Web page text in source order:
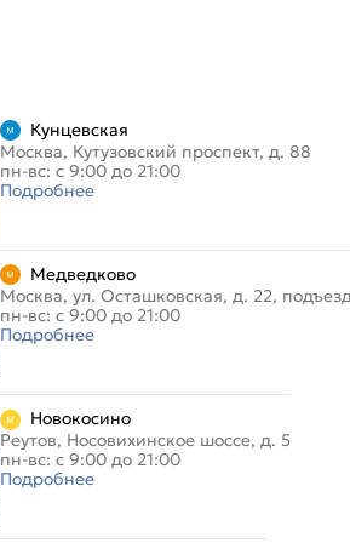
Кунцевская
Москва, Кутузовский проспект, д. 88
пн-вс: с 9:00 до 21:00
Подробнее
Медведково
Москва, ул. Осташковская, д. 22,
пн-вс: с 9:00 до 21:00
Подробнее
Новокосино
Реутов, Носовихинское шоссе, д. 5
пн-вс: с 9:00 до 21:00
Подробнее